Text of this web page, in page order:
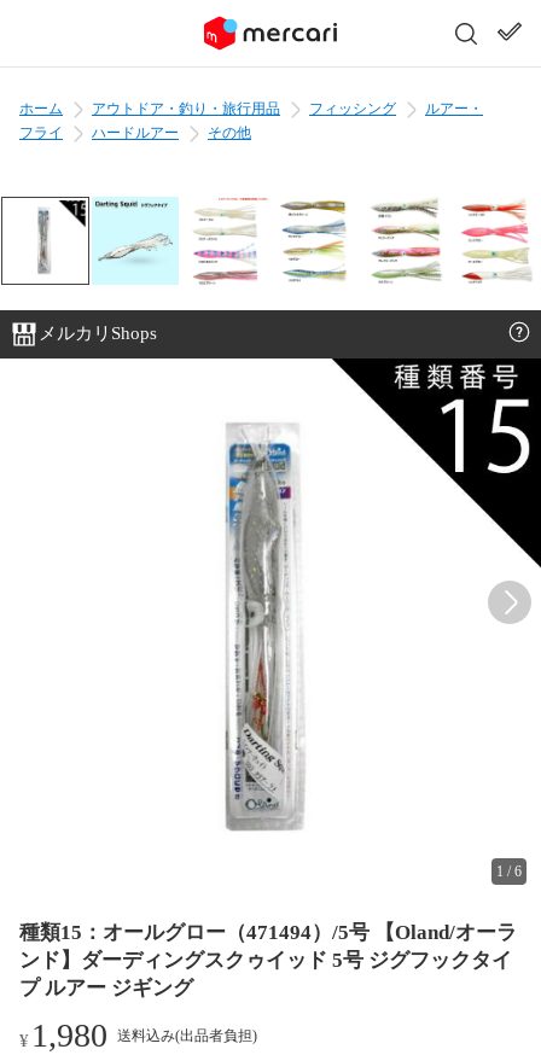
ホーム アウトドア・釣り・旅行用品 フィッシング
ルアー・
フライ
ハードルアー その他
メルカリShops
1 /6
種類15：オールグロー（471494）/5号 【Oland/オーラ
ンド】ダーディングスクゥイッド 5号 ジグフックタイ
プ ルアー ジギング
¥ 1,980 送料込み(出品者負担)